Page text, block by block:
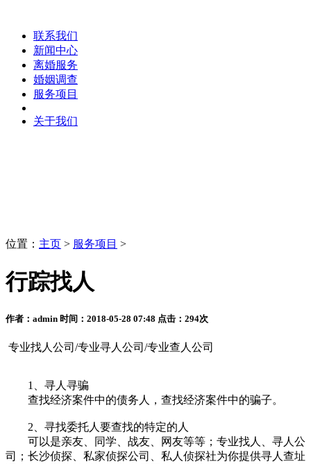
联系我们
新闻中心
离婚服务
婚姻调查
服务项目
关于我们
位置： 主页 > 服务项目 >
行踪找人
作者：admin 时间：2018-05-28 07:48 点击：294次
专业找人公司/专业寻人公司/专业查人公司
1、寻人寻骗
查找经济案件中的债务人，查找经济案件中的骗子。
2、寻找委托人要查找的特定的人
可以是亲友、同学、战友、网友等等；专业找人、寻人公
司；长沙侦探、私家侦探公司、私人侦探社为你提供寻人查址